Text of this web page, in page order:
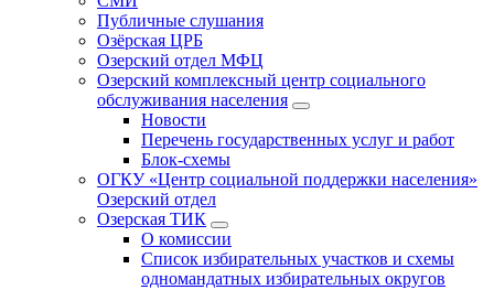
Публичные слушания
Озёрская ЦРБ
Озерский отдел МФЦ
Озерский комплексный центр социального
обслуживания населения
Новости
Перечень государственных услуг и работ
Блок-схемы
ОГКУ «Центр социальной поддержки населения»
Озерский отдел
Озерская ТИК
О комиссии
Список избирательных участков и схемы
одномандатных избирательных округов